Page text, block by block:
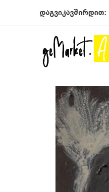
დაგვიკავშირდით: